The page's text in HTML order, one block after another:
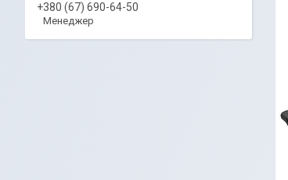
+380 (67) 690-64-50
Менеджер